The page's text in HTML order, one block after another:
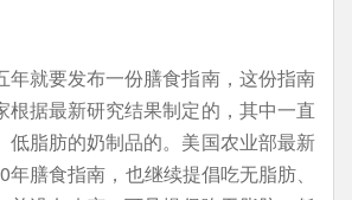
年就要发布一份膳食指南，这份指南
根据最新研究结果制定的，其中一直
低脂肪的奶制品的。美国农业部最新
膳食指南，也继续提倡吃无脂肪、